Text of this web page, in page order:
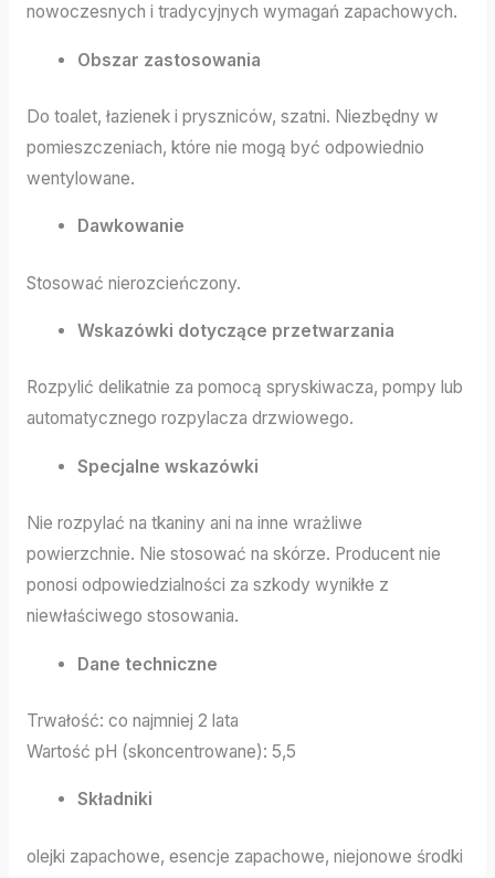
nowoczesnych i tradycyjnych wymagań zapachowych.
Obszar zastosowania
Do toalet, łazienek i pryszniców, szatni. Niezbędny w
pomieszczeniach, które nie mogą być odpowiednio
wentylowane.
Dawkowanie
Stosować nierozcieńczony.
Wskazówki dotyczące przetwarzania
Rozpylić delikatnie za pomocą spryskiwacza, pompy lub
automatycznego rozpylacza drzwiowego.
Specjalne wskazówki
Nie rozpylać na tkaniny ani na inne wrażliwe
powierzchnie. Nie stosować na skórze. Producent nie
ponosi odpowiedzialności za szkody wynikłe z
niewłaściwego stosowania.
Dane techniczne
Trwałość: co najmniej 2 lata
Wartość pH (skoncentrowane): 5,5
Składniki
olejki zapachowe, esencje zapachowe, niejonowe środki